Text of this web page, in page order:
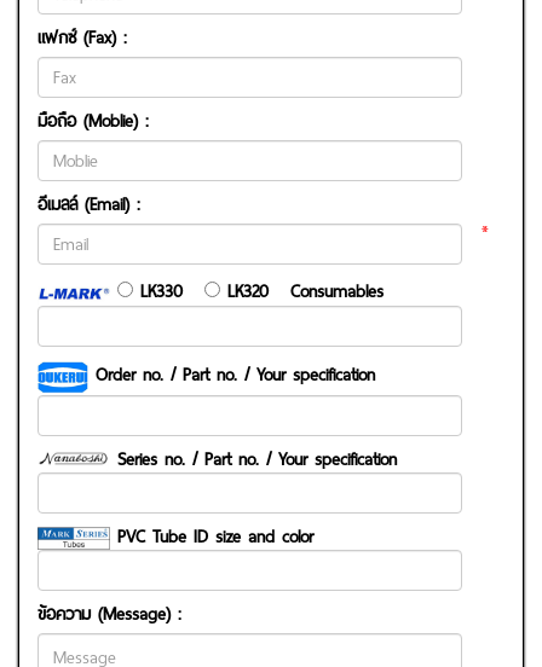
แฟกซ์ (Fax) :
มือถือ (Moblie) :
อีเมลล์ (Email) :
*
LK330 LK320 Consumables
Order no. / Part no. / Your specification
Series no. / Part no. / Your specification
PVC Tube ID size and color
ข้อความ (Message) :